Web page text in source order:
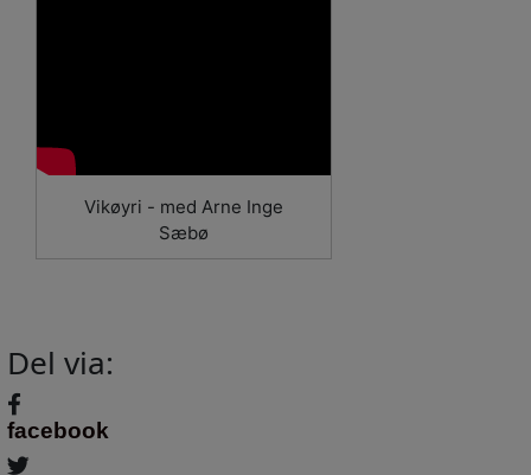
Vikøyri - med Arne Inge
Sæbø
Del via:
facebook